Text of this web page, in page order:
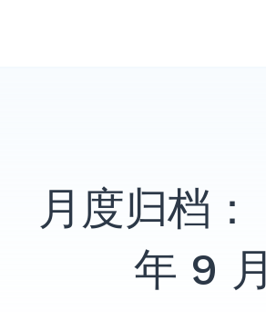
月度归档：
年 9 月